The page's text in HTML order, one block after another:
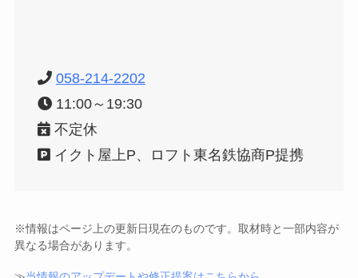
058-214-2202
11:00～19:30
不定休
イクト屋上P、ロフト東名鉄協商P提携
※情報はページ上の更新日現在のものです。取材時と一部内容が
異なる場合があります。